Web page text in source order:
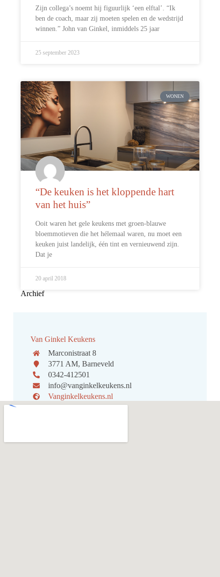
Zijn collega’s noemt hij figuurlijk ‘een elftal’. “Ik
ben de coach, maar zij moeten spelen en de wedstrijd
winnen.” John van Ginkel, inmiddels 25 jaar
25 september 2023
WONEN
“De keuken is het kloppende hart
van het huis”
Ooit waren het gele keukens met groen-blauwe
bloemmotieven die het hélemaal waren, nu moet een
keuken juist landelijk, één tint en vernieuwend zijn.
Dat je
20 april 2018
Archief
Van Ginkel Keukens
Marconistraat 8
3771 AM, Barneveld
0342-412501
info@vanginkelkeukens.nl
Vanginkelkeukens.nl